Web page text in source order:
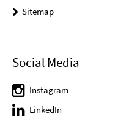
Sitemap
Social Media
Instagram
LinkedIn